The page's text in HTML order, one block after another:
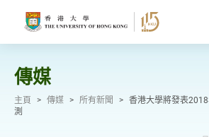
傳媒
主頁 > 傳媒 > 所有新聞 > 香港大學將發表
測